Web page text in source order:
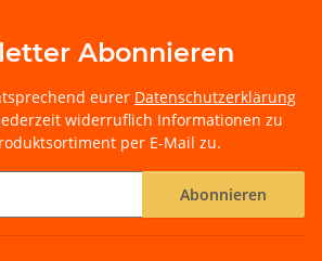
Abonnieren
eurer Datenschutzerklärung
widerruflich Informationen zu
per E-Mail zu.
Abonnieren